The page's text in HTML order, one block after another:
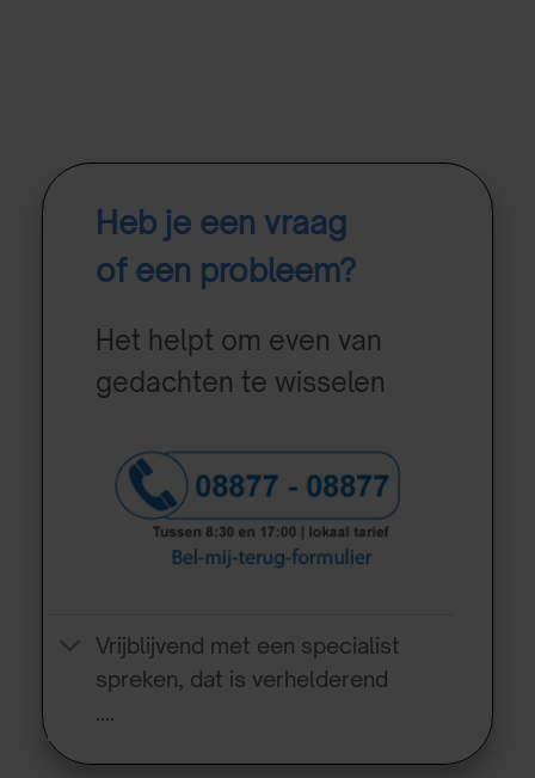
Heb je een vraag
of een probleem?
Het helpt om even van
gedachten te wisselen
Vrijblijvend met een specialist
spreken, dat is verhelderend
….